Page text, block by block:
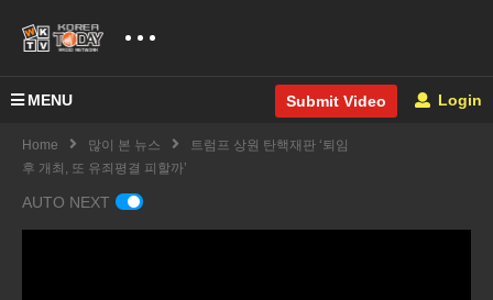
MENU Submit Video Login
Home 많이 본 뉴스
트럼프 상원 탄핵재판 ‘퇴임
후 개최, 또 유죄평결 피할까’
AUTO NEXT